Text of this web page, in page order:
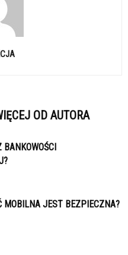
OD AUTORA
MOBILNA JEST BEZPIECZNA?